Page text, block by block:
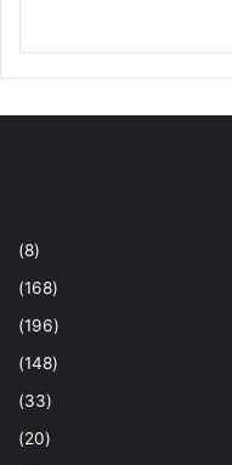
(8)
(168)
(196)
(148)
(33)
(20)